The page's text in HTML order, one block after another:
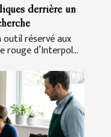
derrière un
réservé aux
rouge d’Interpol...